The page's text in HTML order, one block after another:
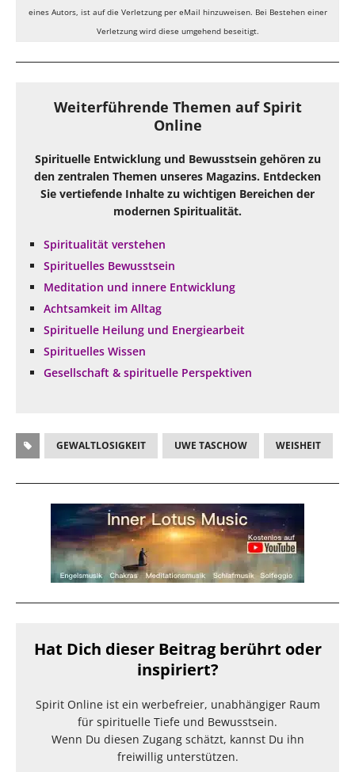
eines Autors, ist auf die Verletzung per eMail hinzuweisen. Bei Bestehen einer
Verletzung wird diese umgehend beseitigt.
Weiterführende Themen auf Spirit
Online
Spirituelle Entwicklung und Bewusstsein gehören zu
den zentralen Themen unseres Magazins. Entdecken
Sie vertiefende Inhalte zu wichtigen Bereichen der
modernen Spiritualität.
Spiritualität verstehen
Spirituelles Bewusstsein
Meditation und innere Entwicklung
Achtsamkeit im Alltag
Spirituelle Heilung und Energiearbeit
Spirituelles Wissen
Gesellschaft & spirituelle Perspektiven
GEWALTLOSIGKEIT UWE TASCHOW WEISHEIT
Hat Dich dieser Beitrag berührt oder
inspiriert?
Spirit Online ist ein werbefreier, unabhängiger Raum
für spirituelle Tiefe und Bewusstsein.
Wenn Du diesen Zugang schätzt, kannst Du ihn
freiwillig unterstützen.